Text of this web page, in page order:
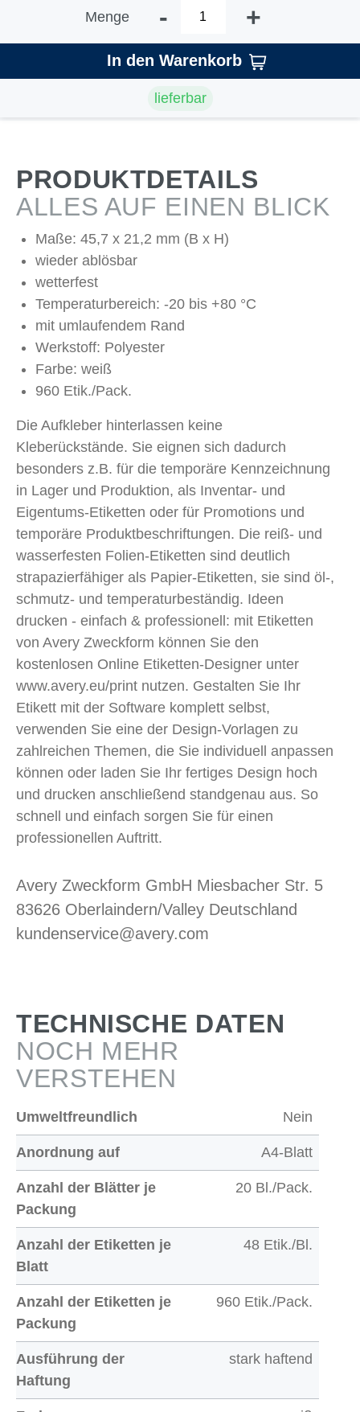
Menge - +
In den Warenkorb
lieferbar
PRODUKTDETAILS
ALLES AUF EINEN BLICK
Maße: 45,7 x 21,2 mm (B x H)
wieder ablösbar
wetterfest
Temperaturbereich: -20 bis +80 °C
mit umlaufendem Rand
Werkstoff: Polyester
Farbe: weiß
960 Etik./Pack.
Die Aufkleber hinterlassen keine
Kleberückstände. Sie eignen sich dadurch
besonders z.B. für die temporäre Kennzeichnung
in Lager und Produktion, als Inventar- und
Eigentums-Etiketten oder für Promotions und
temporäre Produktbeschriftungen. Die reiß- und
wasserfesten Folien-Etiketten sind deutlich
strapazierfähiger als Papier-Etiketten, sie sind öl-,
schmutz- und temperaturbeständig. Ideen
drucken - einfach & professionell: mit Etiketten
von Avery Zweckform können Sie den
kostenlosen Online Etiketten-Designer unter
www.avery.eu/print nutzen. Gestalten Sie Ihr
Etikett mit der Software komplett selbst,
verwenden Sie eine der Design-Vorlagen zu
zahlreichen Themen, die Sie individuell anpassen
können oder laden Sie Ihr fertiges Design hoch
und drucken anschließend standgenau aus. So
schnell und einfach sorgen Sie für einen
professionellen Auftritt.
Avery Zweckform GmbH Miesbacher Str. 5
83626 Oberlaindern/Valley Deutschland
kundenservice@avery.com
TECHNISCHE DATEN
NOCH MEHR
VERSTEHEN
Umweltfreundlich Nein
Anordnung auf A4-Blatt
Anzahl der Blätter je
Packung
20 Bl./Pack.
Anzahl der Etiketten je
Blatt
48 Etik./Bl.
Anzahl der Etiketten je
Packung
960 Etik./Pack.
Ausführung der
Haftung
stark haftend